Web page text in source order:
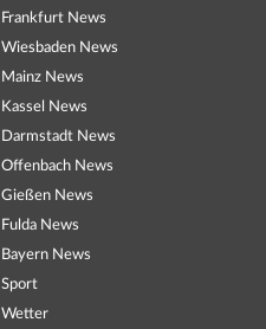
Frankfurt News
Wiesbaden News
Mainz News
Kassel News
Darmstadt News
Offenbach News
Gießen News
Fulda News
Bayern News
Sport
Wetter